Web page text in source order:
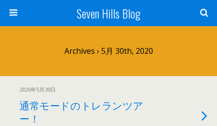
Seven Hills Blog
Archives › 5月 30th, 2020
2020年5月30日
通常モードのトレランツア
ー！